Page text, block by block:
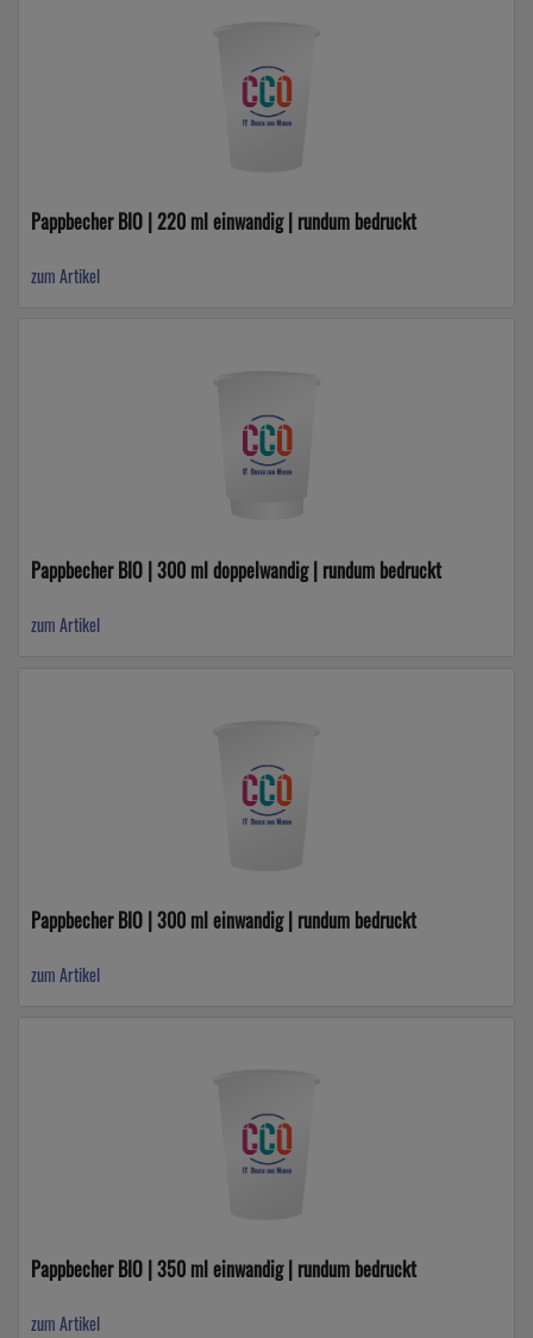
Pappbecher BIO | 220 ml einwandig | rundum bedruckt
zum Artikel
Pappbecher BIO | 300 ml doppelwandig | rundum bedruckt
zum Artikel
Pappbecher BIO | 300 ml einwandig | rundum bedruckt
zum Artikel
Pappbecher BIO | 350 ml einwandig | rundum bedruckt
zum Artikel